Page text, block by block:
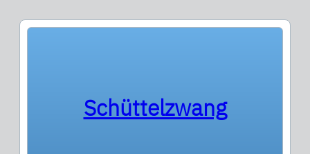
Schüttelzwang